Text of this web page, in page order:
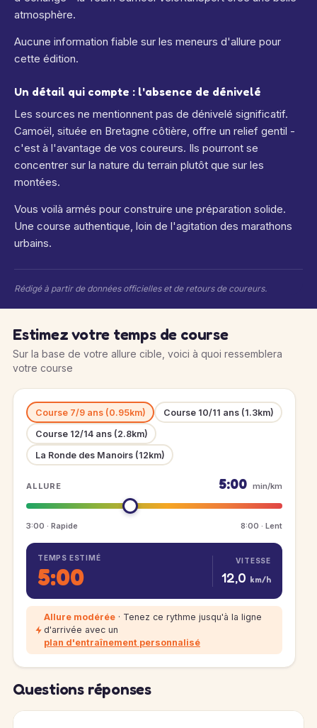
atmosphère.
Aucune information fiable sur les meneurs d'allure pour
cette édition.
Un détail qui compte : l'absence de dénivelé
Les sources ne mentionnent pas de dénivelé significatif.
Camoël, située en Bretagne côtière, offre un relief gentil -
c'est à l'avantage de vos coureurs. Ils pourront se
concentrer sur la nature du terrain plutôt que sur les
montées.
Vous voilà armés pour construire une préparation solide.
Une course authentique, loin de l'agitation des marathons
urbains.
Rédigé à partir de données officielles et de retours de coureurs.
Estimez votre temps de course
Sur la base de votre allure cible, voici à quoi ressemblera
votre course
Course 7/9 ans (0.95km)
Course 10/11 ans (1.3km)
Course 12/14 ans (2.8km)
La Ronde des Manoirs (12km)
ALLURE 5:00 min/km
3:00 · Rapide 8:00 · Lent
TEMPS ESTIMÉ
5:00
VITESSE
12,0 km/h
Allure modérée · Tenez ce rythme jusqu'à la ligne
d'arrivée avec un
plan d'entraînement personnalisé
Questions réponses